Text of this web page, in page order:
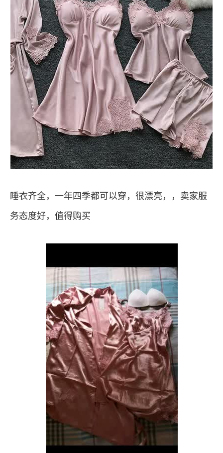
睡衣齐全，一年四季都可以穿，很漂亮，，卖家服
务态度好，值得购买